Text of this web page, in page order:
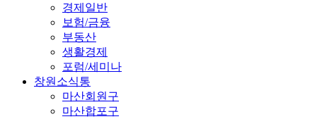
경제일반
보험/금융
부동산
생활경제
포럼/세미나
창원소식통
마산회원구
마산합포구